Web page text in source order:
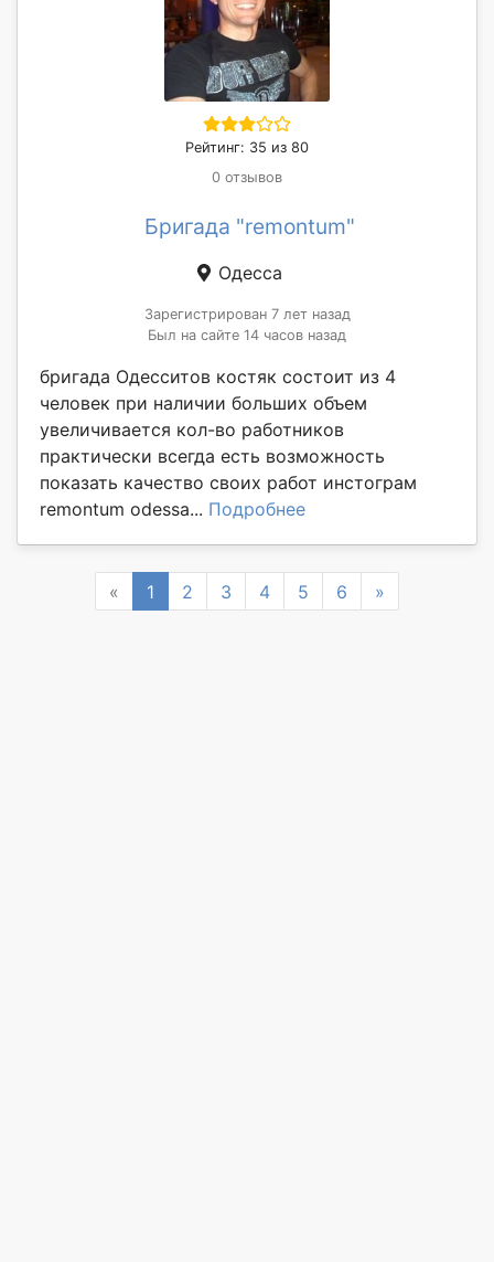
Рейтинг: 35 из 80
0 отзывов
Бригада "remontum"
Одесса
Зарегистрирован 7 лет назад
Был на сайте 14 часов назад
бригада Одесситов костяк состоит из 4
человек при наличии больших объем
увеличивается кол-во работников
практически всегда есть возможность
показать качество своих работ инстограм
remontum odessa... Подробнее
« Previous
1 2 3 4 5 6 »